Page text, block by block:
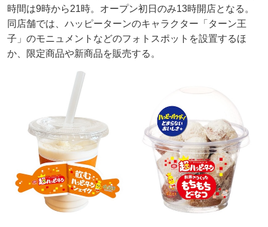
時間は9時から21時。オープン初日のみ13時開店となる。
同店舗では、ハッピーターンのキャラクター「ターン王
子」のモニュメントなどのフォトスポットを設置するほ
か、限定商品や新商品を販売する。